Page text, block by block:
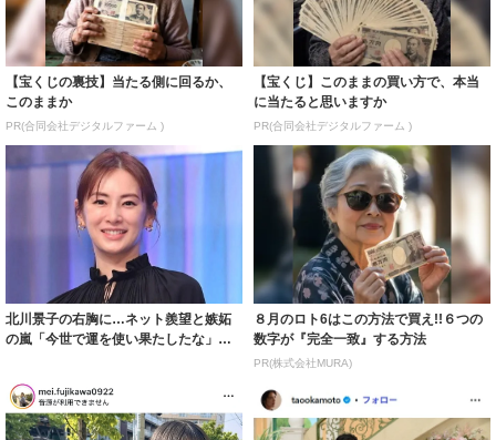
【宝くじの裏技】当たる側に回るか、
このままか
PR(合同会社デジタルファーム )
【宝くじ】このままの買い方で、本当
に当たると思いますか
PR(合同会社デジタルファーム )
北川景子の右胸に…ネット羨望と嫉妬
の嵐「今世で運を使い果たしたな」
８月のロト6はこの方法で買え!!６つの
数字が『完全一致』する方法
PR(株式会社MURA)